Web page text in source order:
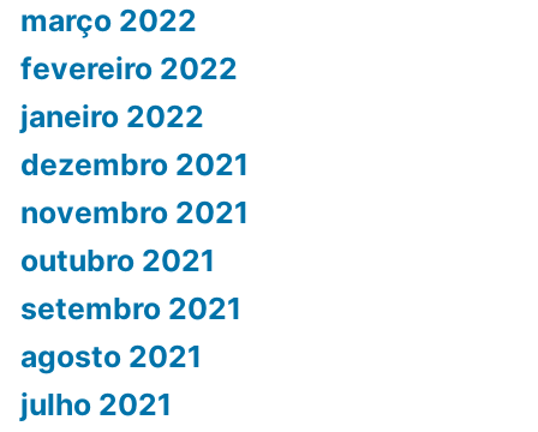
março 2022
fevereiro 2022
janeiro 2022
dezembro 2021
novembro 2021
outubro 2021
setembro 2021
agosto 2021
julho 2021